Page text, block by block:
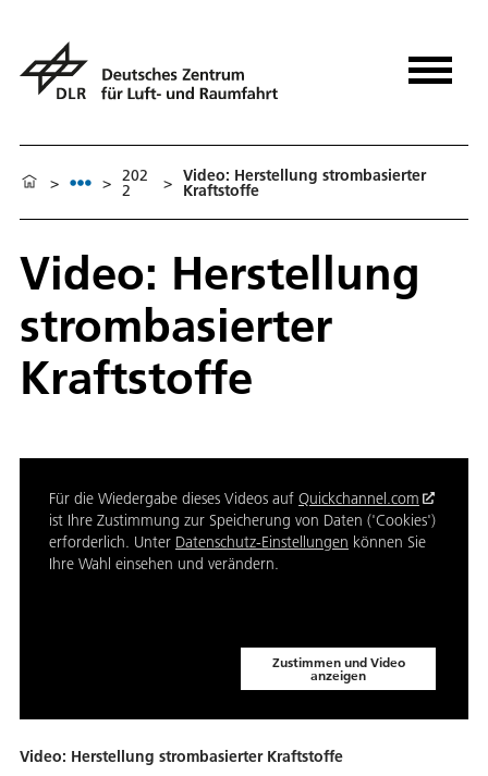
> > 202
2 > Video: Herstellung strombasierter
Kraftstoffe
Video: Herstellung
strombasierter
Kraftstoffe
Für die Wiedergabe dieses Videos auf Quickchannel.com
ist Ihre Zustimmung zur Speicherung von Daten ('Cookies')
erforderlich. Unter Datenschutz-Einstellungen können Sie
Ihre Wahl einsehen und verändern.
Zustimmen und Video
anzeigen
Video: Herstellung strombasierter Kraftstoffe